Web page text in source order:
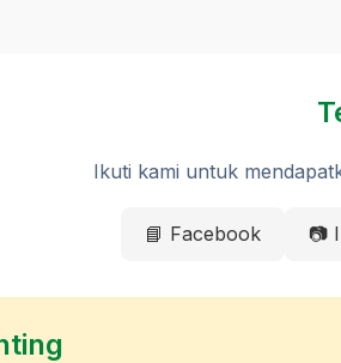
Ikuti kami untuk
📘 Facebook 📷